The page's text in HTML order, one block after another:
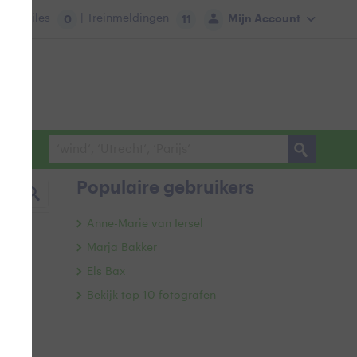
Mijn Account
Files 0 | Treinmeldingen 11
Populaire gebruikers
Anne-Marie van Iersel
Marja Bakker
Els Bax
Bekijk top 10 fotografen